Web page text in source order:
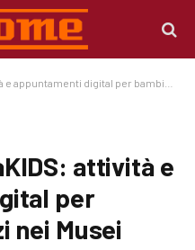
per bambini e ragazzi nei Musei Civici di Roma
attività e
per
nei Musei